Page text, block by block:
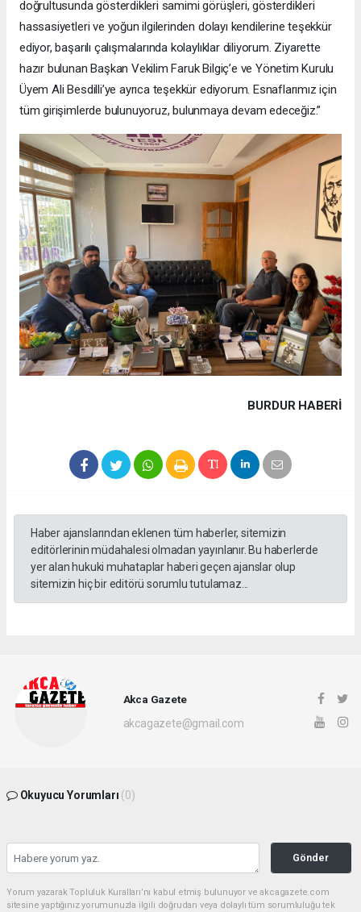
doğrultusunda gösterdikleri samimi görüşleri, gösterdikleri
hassasiyetleri ve yoğun ilgilerinden dolayı kendilerine teşekkür
ediyor, başarılı çalışmalarında kolaylıklar diliyorum. Ziyarette
hazır bulunan Başkan Vekilim Faruk Bilgiç’e ve Yönetim Kurulu
Üyem Ali Besdilli’ye ayrıca teşekkür ediyorum. Esnaflarımız için
tüm girişimlerde bulunuyoruz, bulunmaya devam edeceğiz.”
BURDUR HABERİ
Haber ajanslarından eklenen tüm haberler, sitemizin
editörlerinin müdahalesi olmadan yayınlanır. Bu haberlerde
yer alan hukuki muhataplar haberi geçen ajanslar olup
sitemizin hiç bir editörü sorumlu tutulamaz...
Akca Gazete
akcagazete@gmail.com
Okuyucu Yorumları (0)
Gönder
Yorum yazarak Topluluk Kuralları’nı kabul etmiş bulunuyor ve akcagazete.com
sitesine yaptığınız yorumunuzla ilgili doğrudan veya dolaylı tüm sorumluluğu tek